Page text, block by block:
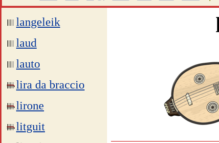
langeleik
laud
lauto
lira da braccio
lirone
litguit